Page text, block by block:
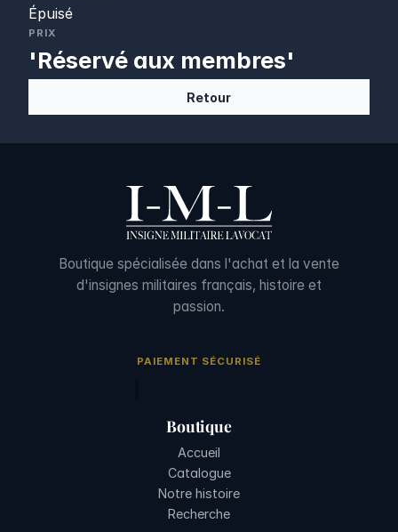
Épuisé
PRIX
'Réservé aux membres'
Retour
Boutique spécialisée dans l'achat et la vente
d'insignes militaires français, histoire et
passion.
PAIEMENT SÉCURISÉ
Boutique
Accueil
Catalogue
Notre histoire
Recherche